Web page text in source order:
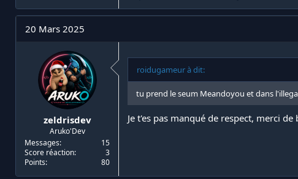
20 Mars 2025
zeldrisdev
Aruko'Dev
Messages
15
Score réaction
3
Points
80
roidugameur à dit:
tu prend le seum Meandoyou et dans
Je t'es pas manqué de respect, merci